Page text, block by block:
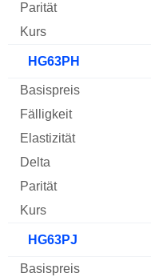
HG63PH
HG63PJ